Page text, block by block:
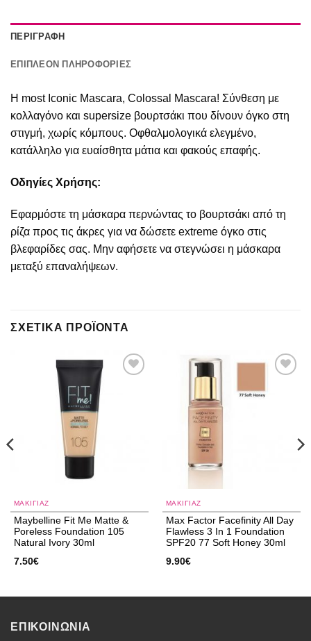
ΠΕΡΙΓΡΑΦΉ
ΕΠΙΠΛΈΟΝ ΠΛΗΡΟΦΟΡΊΕΣ
Η most Iconic Mascara, Colossal Mascara! Σύνθεση με
κολλαγόνο και supersize βουρτσάκι που δίνουν όγκο στη
στιγμή, χωρίς κόμπους. Οφθαλμολογικά ελεγμένο,
κατάλληλο για ευαίσθητα μάτια και φακούς επαφής.
Οδηγίες Χρήσης:
Εφαρμόστε τη μάσκαρα περνώντας το βουρτσάκι από τη
ρίζα προς τις άκρες για να δώσετε extreme όγκο στις
βλεφαρίδες σας. Μην αφήσετε να στεγνώσει η μάσκαρα
μεταξύ επαναλήψεων.
ΣΧΕΤΙΚΆ ΠΡΟΪΌΝΤΑ
ΜΑΚΙΓΙΑΖ
Maybelline Fit Me Matte &
Poreless Foundation 105
Natural Ivory 30ml
7.50€
ΜΑΚΙΓΙΑΖ
Max Factor Facefinity All Day
Flawless 3 In 1 Foundation
SPF20 77 Soft Honey 30ml
9.90€
ΕΠΙΚΟΙΝΩΝΙΑ